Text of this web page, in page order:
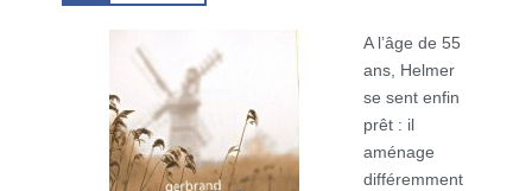
A l’âge de 55
ans, Helmer
se sent enfin
prêt : il
aménage
différemment